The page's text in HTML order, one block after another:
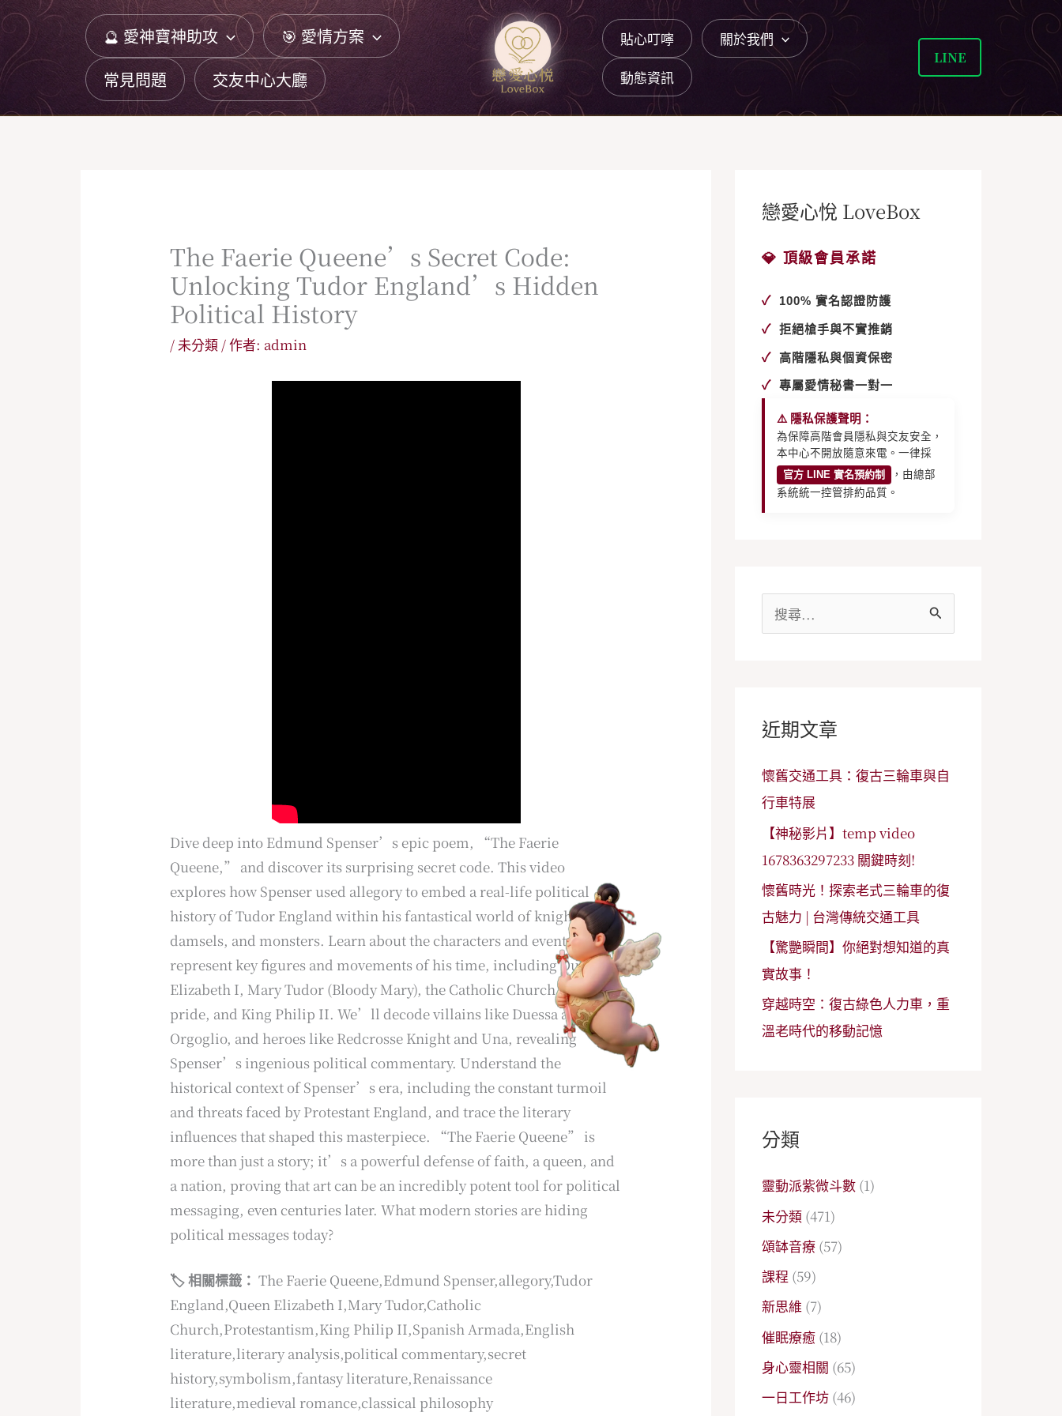
跳
至
主
要
內
🔮 愛神寶神助攻
🎯 愛情方案
常見問題
交友中心大廳
貼心叮嚀
關於我們
動態資訊
LINE
The Faerie Queene’s Secret Code:
Unlocking Tudor England’s Hidden
Political History
/ 未分類 / 作者: admin
Dive deep into Edmund Spenser’s epic poem, “The Faerie
Queene,” and discover its surprising secret code. This video
explores how Spenser used allegory to embed a real-life political
history of Tudor England within his fantastical world of knights,
damsels, and monsters. Learn about the characters and events that
represent key figures and movements of his time, including Queen
Elizabeth I, Mary Tudor (Bloody Mary), the Catholic Church, Spanish
pride, and King Philip II. We’ll decode villains like Duessa and
Orgoglio, and heroes like Redcrosse Knight and Una, revealing
Spenser’s ingenious political commentary. Understand the
historical context of Spenser’s era, including the constant turmoil
and threats faced by Protestant England, and trace the literary
influences that shaped this masterpiece. “The Faerie Queene” is
more than just a story; it’s a powerful defense of faith, a queen, and
a nation, proving that art can be an incredibly potent tool for political
messaging, even centuries later. What modern stories are hiding
political messages today?
🏷️ 相關標籤： The Faerie Queene,Edmund Spenser,allegory,Tudor
England,Queen Elizabeth I,Mary Tudor,Catholic
Church,Protestantism,King Philip II,Spanish Armada,English
literature,literary analysis,political commentary,secret
history,symbolism,fantasy literature,Renaissance
literature,medieval romance,classical philosophy
戀愛心悅 LoveBox
💎 頂級會員承諾
✓ 100% 實名認證防護
✓ 拒絕槍手與不實推銷
✓ 高階隱私與個資保密
✓ 專屬愛情秘書一對一
⚠️ 隱私保護聲明：
為保障高階會員隱私與交友安全，
本中心不開放隨意來電。一律採
官方 LINE 實名預約制
，由總部
系統統一控管排約品質。
字
近期文章
懷舊交通工具：復古三輪車與自
行車特展
【神秘影片】temp video
1678363297233 關鍵時刻!
懷舊時光！探索老式三輪車的復
古魅力 | 台灣傳統交通工具
【驚艷瞬間】你絕對想知道的真
實故事！
穿越時空：復古綠色人力車，重
溫老時代的移動記憶
分類
靈動派紫微斗數 (1)
未分類 (471)
頌缽音療 (57)
課程 (59)
新思維 (7)
催眠療癒 (18)
身心靈相關 (65)
一日工作坊 (46)